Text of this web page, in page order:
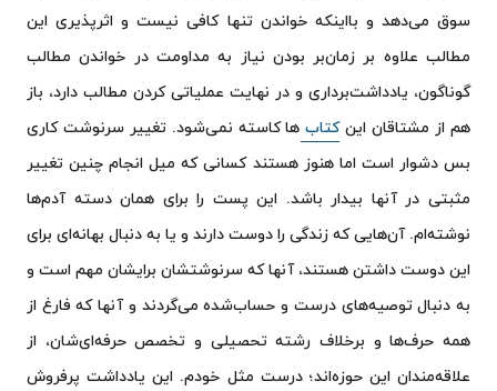
سوق می‌دهد و بااینکه خواندن تنها کافی نیست و اثرپذیری این
مطالب علاوه بر زمان‌بر بودن نیاز به مداومت در خواندن مطالب
گوناگون، یادداشت‌برداری و در نهایت عملیاتی کردن مطالب دارد، باز
هم از مشتاقان اینکتاب‌ ها کاسته نمی‌شود. تغییر سرنوشت کاری
بس دشوار است اما هنوز هستند کسانی که میل انجام چنین تغییر
مثبتی در آنها بیدار باشد. این پست را برای همان دسته آدم‌ها
نوشته‌ام. آن‌هایی که زندگی را دوست دارند و یا به دنبال بهانه‌ای برای
این دوست داشتن هستند، آنها که سرنوشتشان برایشان مهم است و
به دنبال توصیه‌های درست و حساب‌شده می‌گردند و آنها که فارغ از
همه حرف‌ها و برخلاف رشته تحصیلی و تخصص حرفه‌ای‌شان، از
علاقه‌مندان این حوزه‌اند؛ درست مثل خودم. این یادداشت پرفروش